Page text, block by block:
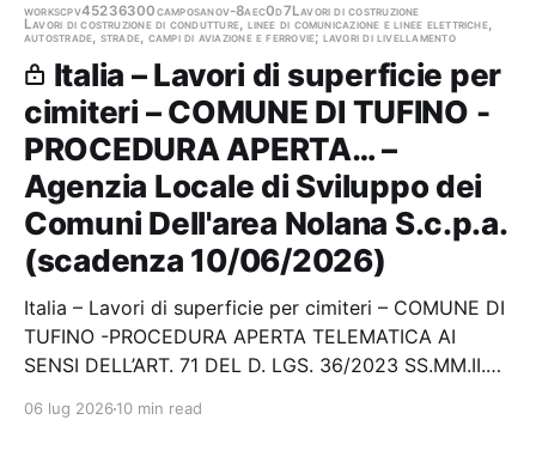
MESSINA - SERVIZIO DI…
workscpv45236300camposanov-8aec0d7Lavori di costruzione
Lavori di costruzione di condutture, linee di comunicazione e linee elettriche,
autostrade, strade, campi di aviazione e ferrovie; lavori di livellamento
Italia – Lavori di superficie per
cimiteri – COMUNE DI TUFINO -
PROCEDURA APERTA… –
Agenzia Locale di Sviluppo dei
Comuni Dell'area Nolana S.c.p.a.
(scadenza 10/06/2026)
Italia – Lavori di superficie per cimiteri – COMUNE DI
TUFINO -PROCEDURA APERTA TELEMATICA AI
SENSI DELL’ART. 71 DEL D. LGS. 36/2023 SS.MM.II.
DELL’ART. 176 DEL D. LGS. 36/2023 E SS.MM.II.
06 lug 2026 10 min read